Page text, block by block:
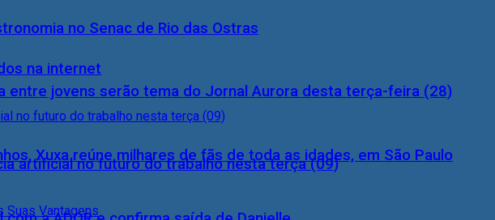
na internet
artificial no futuro do trabalho nesta terça (09)
no Senac de Rio das Ostras
entre jovens serão tema do Jornal Aurora desta terça-feira (28)
Xuxa reúne milhares de fãs de toda as idades, em São Paulo